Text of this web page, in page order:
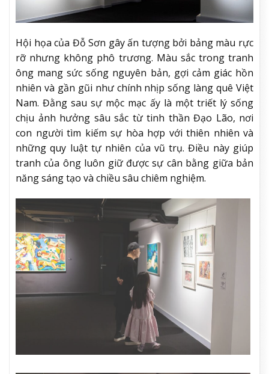
Hội họa của Đỗ Sơn gây ấn tượng bởi bảng màu rực
rỡ nhưng không phô trương. Màu sắc trong tranh
ông mang sức sống nguyên bản, gợi cảm giác hồn
nhiên và gần gũi như chính nhịp sống làng quê Việt
Nam. Đằng sau sự mộc mạc ấy là một triết lý sống
chịu ảnh hưởng sâu sắc từ tinh thần Đạo Lão, nơi
con người tìm kiếm sự hòa hợp với thiên nhiên và
những quy luật tự nhiên của vũ trụ. Điều này giúp
tranh của ông luôn giữ được sự cân bằng giữa bản
năng sáng tạo và chiều sâu chiêm nghiệm.